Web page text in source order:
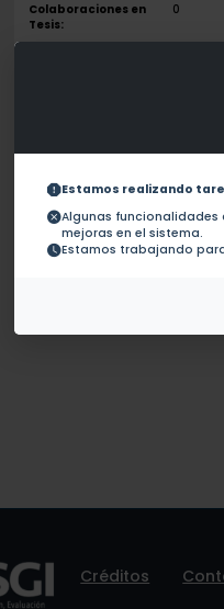
Estamos realizando
Algunas funcionalidades
mejoras en el sistema.
Estamos trabajando
Colaboraciones en
Tesis:
0
No hay
Colaboraciones en
Tesis:
No hay
Créditos